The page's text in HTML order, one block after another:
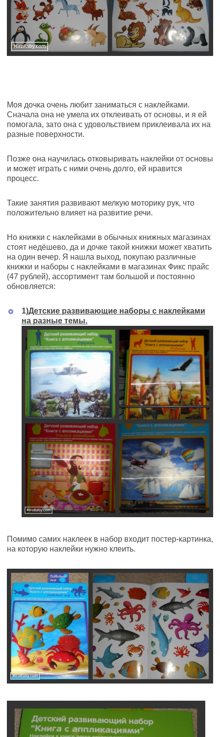
Моя дочка очень любит заниматься с наклейками.
Сначала она не умела их отклеивать от основы, и я ей
помогала, зато она с удовольствием приклеивала их на
разные поверхности.
Позже она научилась отковыривать наклейки от основы
и может играть с ними очень долго, ей нравится
процесс.
Такие занятия развивают мелкую моторику рук, что
положительно влияет на развитие речи.
Но книжки с наклейками в обычных книжных магазинах
стоят недёшево, да и дочке такой книжки может хватить
на один вечер. Я нашла выход, покупаю различные
книжки и наборы с наклейками в магазинах Фикс прайс
(47 рублей), ассортимент там большой и постоянно
обновляется:
1)Детские развивающие наборы с наклейками
на разные темы.
Помимо самих наклеек в набор входит постер-картинка,
на которую наклейки нужно клеить.